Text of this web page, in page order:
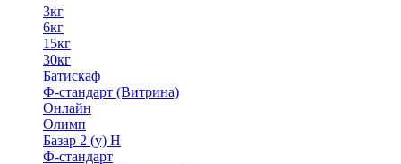
3кг
6кг
15кг
30кг
Батискаф
Ф-стандарт (Витрина)
Онлайн
Олимп
Базар 2 (у) Н
Ф-стандарт